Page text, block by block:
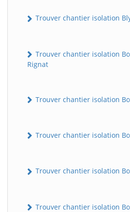
Trouver chantier isolation
Trouver chantier isolation
Rignat
Trouver chantier isolation
Trouver chantier isolation
Trouver chantier isolation
Trouver chantier isolation